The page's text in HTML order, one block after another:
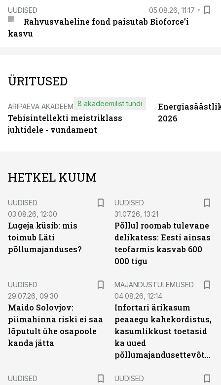
UUDISED 05.08.26, 11:17
Rahvusvaheline fond paisutab Bioforce’i
kasvu
ÜRITUSED
ÄRIPÄEVA AKADEEMIA
Tehisintellekti meistriklass
juhtidele - vundament
8 akadeemilist tundi
2026
HETKEL KUUM
UUDISED
03.08.26, 12:00
Lugeja küsib: mis
toimub Läti
põllumajanduses?
UUDISED
31.07.26, 13:21
Põllul roomab tulevane
delikatess: Eesti ainsas
teofarmis kasvab 600
000 tigu
UUDISED
29.07.26, 09:30
Maido Solovjov:
piimahinna riski ei saa
lõputult ühe osapoole
kanda jätta
MAJANDUSTULEMUSED
04.08.26, 12:14
Infortari ärikasum
peaaegu kahekordistus,
kasumlikkust toetasid
ka uued
põllumajandusettevõtted
UUDISED
UUDISED